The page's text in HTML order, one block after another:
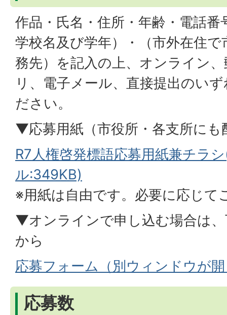
作品・氏名・住所・年齢・電話番
学校名及び学年）・（市外在住
務先）を記入の上、オンライン
リ、電子メール、直接提出のい
ださい。
▼応募用紙（市役所・各支所にも
R7人権啓発標語応募用紙兼チラ
ル:349KB)
※用紙は自由です。必要に応じて
▼オンラインで申し込む場合は
から
応募フォーム（別ウィンドウが
応募数